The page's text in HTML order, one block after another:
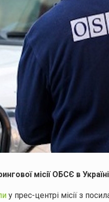
місії ОБСЄ в
у прес-центрі місії з